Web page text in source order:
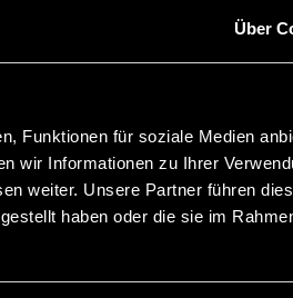
Über
Funktionen für soziale Medien
wir Informationen zu Ihrer
weiter. Unsere Partner führen
haben oder die sie im
expertise and network of
and IT—through engaging
, as well as on our social